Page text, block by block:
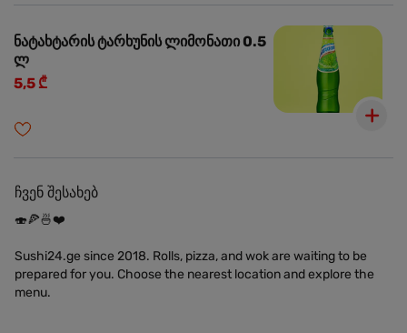
ნატახტარის ტარხუნის ლიმონათი 0.5
ლ
5,5 ₾
ჩვენ შესახებ
🍣🍕🍜❤️
Sushi24.ge since 2018. Rolls, pizza, and wok are waiting to be
prepared for you. Choose the nearest location and explore the
menu.